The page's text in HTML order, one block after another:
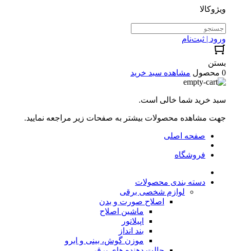
ویژوکالا
ورود | ثبت‌نام
بستن
0 محصول
مشاهده سبد خرید
سبد خرید شما خالی است.
جهت مشاهده محصولات بیشتر به صفحات زیر مراجعه نمایید.
صفحه اصلی
فروشگاه
دسته بندی محصولات
لوازم شخصی برقی
اصلاح صورت و بدن
ماشین اصلاح
اپیلاتور
بند انداز
موزن گوش، بینی و ابرو